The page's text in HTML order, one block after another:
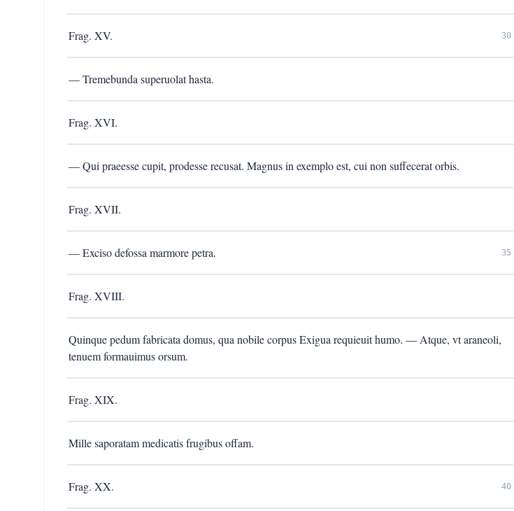
Frag. XV. 30
— Tremebunda superuolat hasta.
Frag. XVI.
— Qui praeesse cupit, prodesse recusat. Magnus in exemplo est, cui non suffecerat orbis.
Frag. XVII.
— Exciso defossa marmore petra. 35
Frag. XVIII.
Quinque pedum fabricata domus, qua nobile corpus Exigua requieuit humo. — Atque, vt araneoli,
tenuem formauimus orsum.
Frag. XIX.
Mille saporatam medicatis frugibus offam.
Frag. XX. 40